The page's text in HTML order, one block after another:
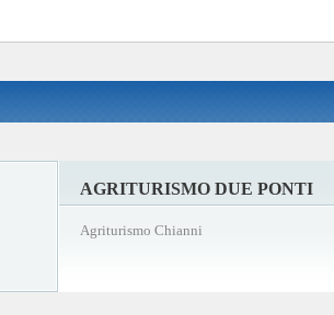
AGRITURISMO DUE PONTI
Agriturismo Chianni